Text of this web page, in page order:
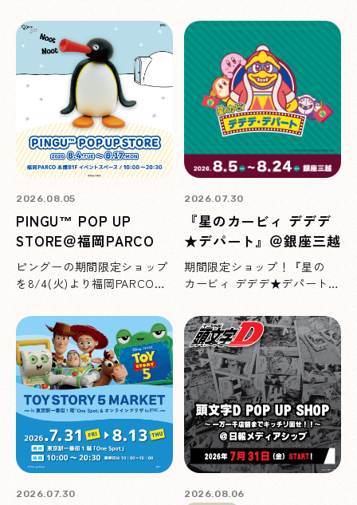
催！イベント限定品や購買特
典もご用意しています♪
2026.08.05
PINGU™ POP UP
STORE＠福岡PARCO
ピングーの期間限定ショップ
を8/4(火)より福岡PARCOに
用意しています♪
2026.07.30
『星のカービィ デデデ
★デパート』＠銀座三越
期間限定ショップ！『星の
カービィ デデデ★デパート』
開催！限定商品やお買い上げ
特典もご用意しています♪
2026.07.30 2026.08.06